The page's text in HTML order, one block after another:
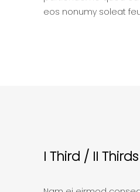
eos nonumy soleat
I Third / II Thirds